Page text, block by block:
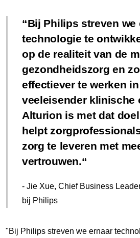
Bij Philips streven we
technologie te
op de realiteit van de
gezondheidszorg en
effectiever te werken
veeleisender klinische
Alturion is met dat
helpt
zorg te leveren met
vertrouwen.
- Jie Xue, Chief Business
bij Philips
"Bij Philips streven we ernaar